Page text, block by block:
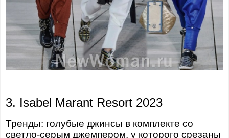
3. Isabel Marant Resort 2023
Тренды: голубые джинсы в комплекте со
светло-серым джемпером, у которого срезаны